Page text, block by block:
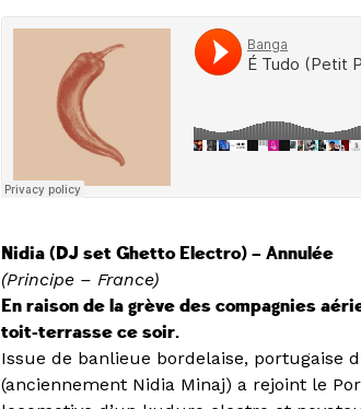
Nidia (DJ set Ghetto Electro) – Annulée
(Principe – France)
En raison de la grève des compagnies
toit-terrasse ce soir.
Issue de banlieue bordelaise, portugaise
(anciennement Nidia Minaj) a rejoint le